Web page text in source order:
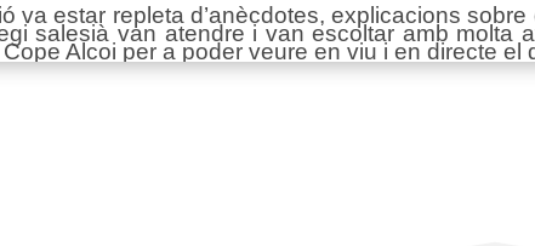
va estar repleta d’anècdotes, explicacions
salesià van atendre i van escoltar amb molta
Alcoi per a poder veure en viu i en directe